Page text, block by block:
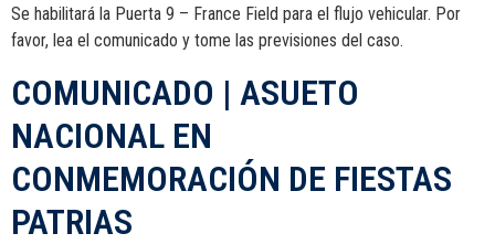
Se habilitará la Puerta 9 – France Field para el flujo vehicular. Por
favor, lea el comunicado y tome las previsiones del caso.
COMUNICADO | ASUETO
NACIONAL EN
CONMEMORACIÓN DE FIESTAS
PATRIAS